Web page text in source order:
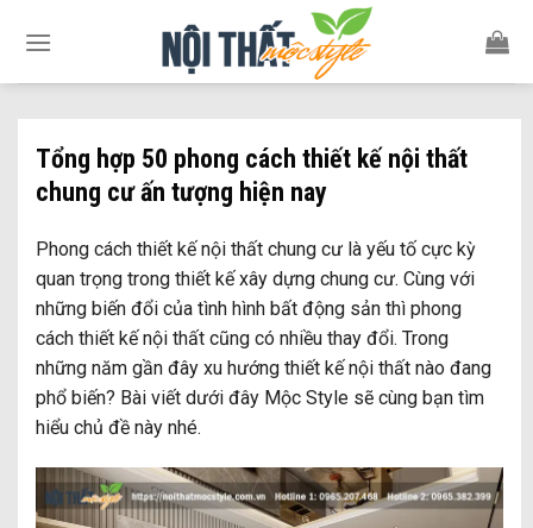
Tổng hợp 50 phong cách thiết kế nội thất
chung cư ấn tượng hiện nay
Phong cách thiết kế nội thất chung cư là yếu tố cực kỳ
quan trọng trong thiết kế xây dựng chung cư. Cùng với
những biến đổi của tình hình bất động sản thì phong
cách thiết kế nội thất cũng có nhiều thay đổi. Trong
những năm gần đây xu hướng thiết kế nội thất nào đang
phổ biến? Bài viết dưới đây Mộc Style sẽ cùng bạn tìm
hiểu chủ đề này nhé.